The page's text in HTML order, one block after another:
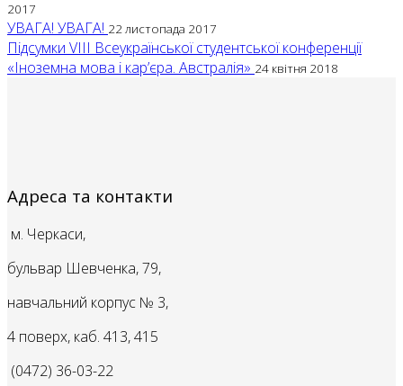
2017
УВАГА! УВАГА! 22 листопада 2017
Підсумки VIII Всеукраїнської студентської конференції
«Іноземна мова і кар’єра. Австралія» 24 квітня 2018
Адреса та контакти
м. Черкаси,
бульвар Шевченка, 79,
навчальний корпус № 3,
4 поверх, каб. 413, 415
(0472) 36-03-22